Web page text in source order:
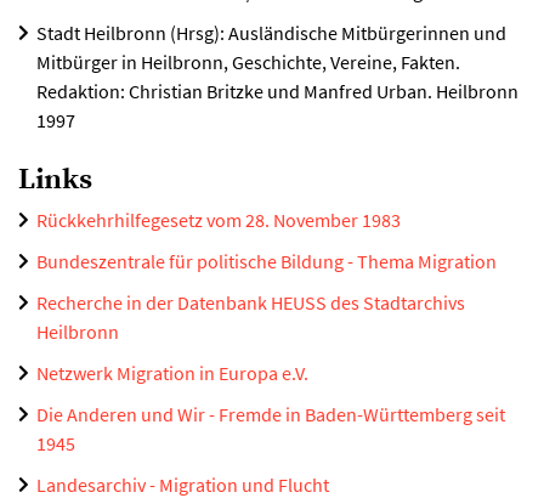
Stadt Heilbronn (Hrsg): Ausländische Mitbürgerinnen und
Mitbürger in Heilbronn, Geschichte, Vereine, Fakten.
Redaktion: Christian Britzke und Manfred Urban. Heilbronn
1997
Links
Rückkehrhilfegesetz vom 28. November 1983
Bundeszentrale für politische Bildung - Thema Migration
Recherche in der Datenbank HEUSS des Stadtarchivs
Heilbronn
Netzwerk Migration in Europa e.V.
Die Anderen und Wir - Fremde in Baden-Württemberg seit
1945
Landesarchiv - Migration und Flucht